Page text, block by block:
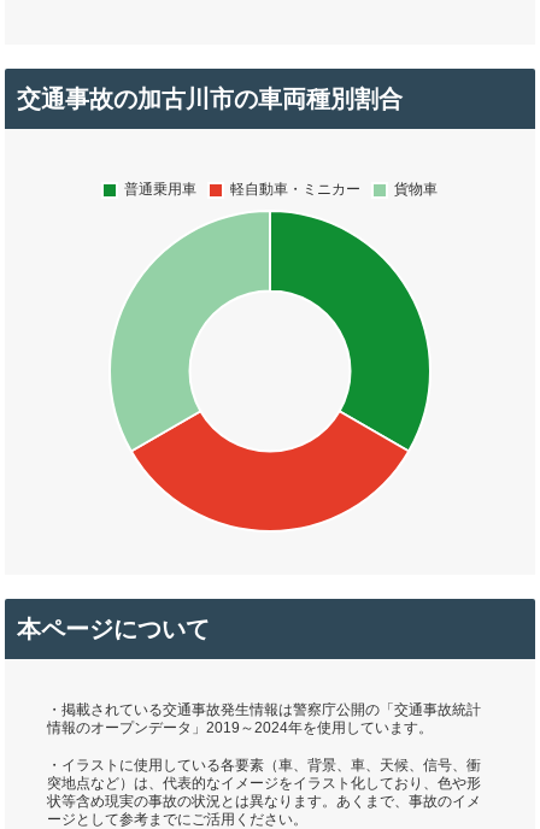
交通事故の加古川市の車両種別割合
本ページについて
・掲載されている交通事故発生情報は警察庁公開の「交通事故統計
情報のオープンデータ」2019～2024年を使用しています。
・イラストに使用している各要素（車、背景、車、天候、信号、衝
突地点など）は、代表的なイメージをイラスト化しており、色や形
状等含め現実の事故の状況とは異なります。あくまで、事故のイメ
ージとして参考までにご活用ください。